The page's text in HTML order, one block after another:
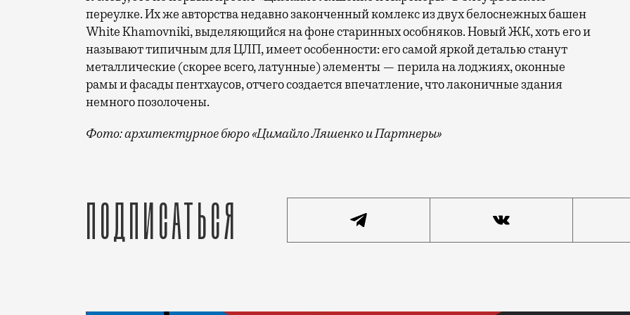
переулке. Их же авторства недавно законченный комлекс из двух белоснежных башен
White Khamovniki, выделяющийся на фоне старинных особняков. Новый ЖК, хоть его и
называют типичным для ЦЛП, имеет особенности: его самой яркой деталью станут
металлические (скорее всего, латунные) элементы — перила на лоджиях, оконные
рамы и фасады пентхаусов, отчего создается впечатление, что лаконичные здания
немного позолочены.
Фото: архитектурное бюро «Цимайло Ляшенко и Партнеры»
Подписаться